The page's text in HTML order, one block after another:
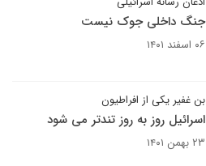
جنگ داخلی جوک نیست
۰۶ اسفند ۱۴۰۱
بن غفیر یکی از افراطیون
اسرائیل روز به روز تندتر می شود
۲۳ بهمن ۱۴۰۱